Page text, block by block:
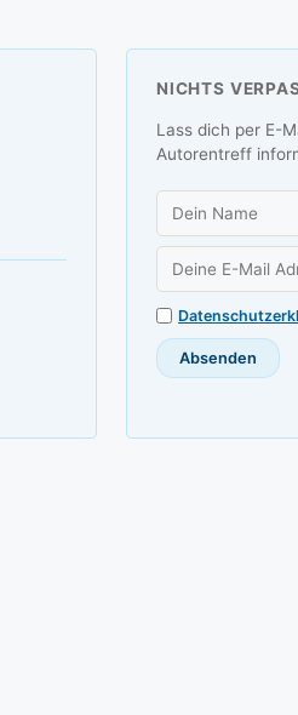
NICHTS
Lass dich per E-
Autorentreff